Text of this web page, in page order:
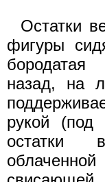
Остатки
фигуры
назад, на
рукой
остатки